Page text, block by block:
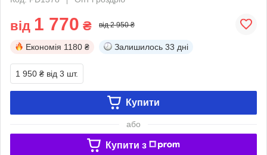
від 1 770 ₴ від 2 950 ₴
Економія 1180 ₴ Залишилось 33 дні
1 950 ₴ від 3 шт.
Купити
або
Купити з